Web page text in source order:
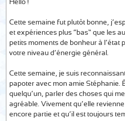
Hello !
Cette semaine fut plutôt bonne,
et expériences plus “bas” que les
petits moments de bonheur à l’état
votre niveau d’énergie général.
Cette semaine, je suis
papoter avec mon amie Stéphanie.
quelqu’un, parler des choses qui
agréable. Vivement qu’elle
encore partie et qu’il est toujours